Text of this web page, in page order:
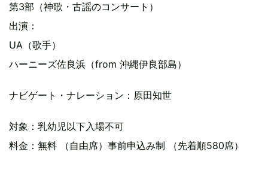
第3部（神歌・古謡のコンサート）
出演：
UA（歌手）
ハーニーズ佐良浜（from 沖縄伊良部島）
ナビゲート・ナレーション：原田知世
対象：乳幼児以下入場不可
料金：無料 （自由席）事前申込み制 （先着順580席）